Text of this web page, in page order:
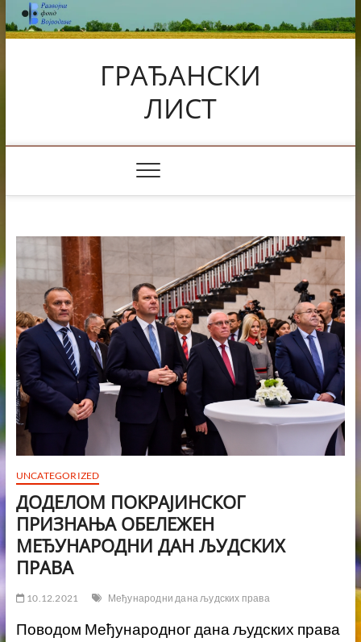
Skip
to
content
ГРАЂАНСКИ
ЛИСТ
UNCATEGORIZED
ДОДЕЛОМ ПОКРАЈИНСКОГ
ПРИЗНАЊА ОБЕЛЕЖЕН
МЕЂУНАРОДНИ ДАН ЉУДСКИХ
ПРАВА
10.12.2021 Међународни дана људских права
Поводом Међународног дана људских права